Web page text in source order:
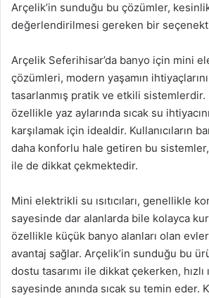
Arçelik’in sunduğu bu çözümler,
değerlendirilmesi gereken bir
Arçelik Seferihisar’da banyo için mini
çözümleri, modern yaşamın
tasarlanmış pratik ve etkili sistemlerdir.
özellikle yaz aylarında sıcak su
karşılamak için idealdir. Kullanıcıların
daha konforlu hale getiren bu
ile de dikkat çekmektedir.
Mini elektrikli su ısıtıcıları, genellikle
sayesinde dar alanlarda bile kolayca
özellikle küçük banyo alanları olan
avantaj sağlar. Arçelik’in sunduğu bu
dostu tasarımı ile dikkat çekerken, hızlı
sayesinde anında sıcak su temin eder.